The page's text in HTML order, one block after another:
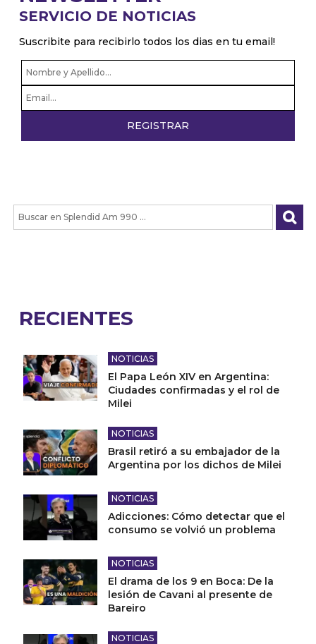
SERVICIO DE NOTICIAS
Suscribite para recibirlo todos los dias en tu email!
RECIENTES
NOTICIAS
El Papa León XIV en Argentina:
Ciudades confirmadas y el rol de
Milei
NOTICIAS
Brasil retiró a su embajador de la
Argentina por los dichos de Milei
NOTICIAS
Adicciones: Cómo detectar que el
consumo se volvió un problema
NOTICIAS
El drama de los 9 en Boca: De la
lesión de Cavani al presente de
Bareiro
NOTICIAS